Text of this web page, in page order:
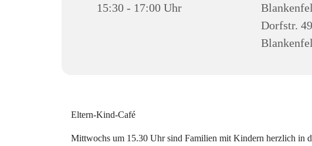
15:30 - 17:00 Uhr
Dorfstr.
Eltern-Kind-Café
Mittwochs um 15.30 Uhr sind Familien mit Kindern herzlich in